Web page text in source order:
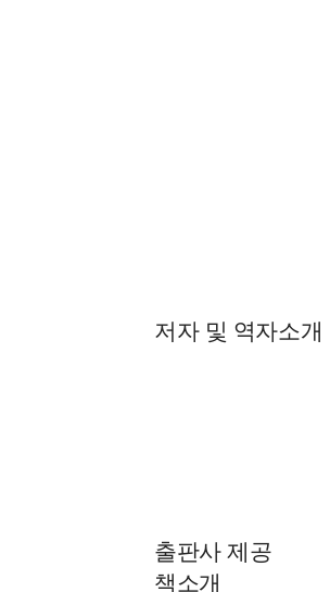
저자 및 역자소개
출판사 제공
책소개